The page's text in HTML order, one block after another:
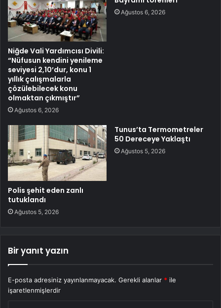
Niğde Vali Yardımcısı Divili:
“Nüfusun kendini yenileme
seviyesi 2,10’dur, konu 1
yıllık çalışmalarla
çözülebilecek konu
olmaktan çıkmıştır”
Ağustos 6, 2026
Ağustos 6, 2026
Polis şehit eden zanlı
tutuklandı
Ağustos 5, 2026
Tunus’ta Termometreler
50 Dereceye Yaklaştı
Ağustos 5, 2026
Bir yanıt yazın
E-posta adresiniz yayınlanmayacak. Gerekli alanlar * ile
işaretlenmişlerdir